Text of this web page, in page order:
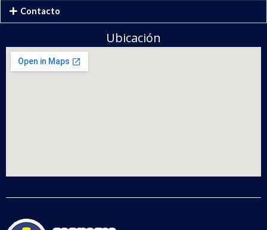
Contacto
Ubicación